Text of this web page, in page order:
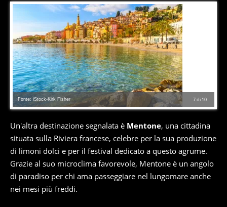
7di 10
Fonte: iStock-Kirk Fisher
Un'altra destinazione segnalata è Mentone, una cittadina
situata sulla Riviera francese, celebre per la sua produzione
di limoni dolci e per il festival dedicato a questo agrume.
Grazie al suo microclima favorevole, Mentone è un angolo
di paradiso per chi ama passeggiare nel lungomare anche
nei mesi più freddi.